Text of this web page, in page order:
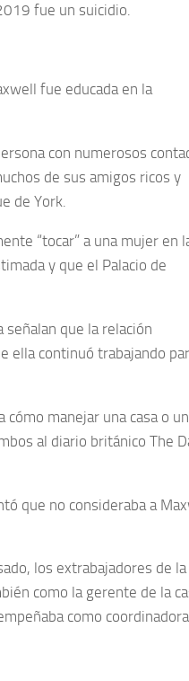
fue un suicidio.
fue educada en la
con numerosos
de sus amigos ricos y
de York.
“tocar” a una mujer en
y que el Palacio de
que la relación
ella continuó trabajando
cómo manejar una casa o
al diario británico The
que no consideraba a
los extrabajadores de la
como la gerente de la
como coordinadora